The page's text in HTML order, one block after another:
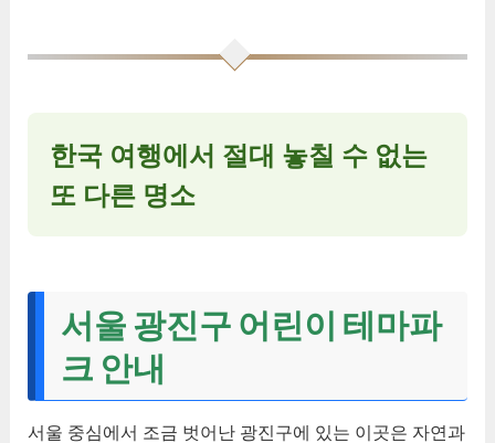
한국 여행에서 절대 놓칠 수 없는
또 다른 명소
서울 광진구 어린이 테마파
크 안내
서울 중심에서 조금 벗어난 광진구에 있는 이곳은 자연과